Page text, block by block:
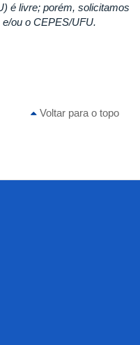
é livre; porém, solicitamos
ou o CEPES/UFU.
Voltar para o topo